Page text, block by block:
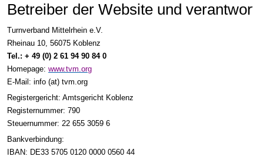
Betreiber der Website und
Turnverband Mittelrhein e.V.
Rheinau 10, 56075 Koblenz
Tel.: + 49 (0) 2 61 94 90 84 0
Homepage: www.tvm.org
E-Mail: info (at) tvm.org
Registergericht: Amtsgericht Koblenz
Registernummer: 790
Steuernummer: 22 655 3059 6
Bankverbindung:
IBAN: DE33 5705 0120 0000 0560 44